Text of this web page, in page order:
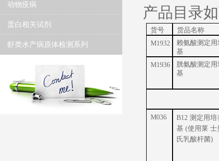
动物疫病
蛋白相关试剂
虾类水产病原体检测系列
产品目录
货号
货品名称
M1932
赖氨酸测定
基
M1936
胱氨酸测定
基
M036
B12 测定用培
基 (使用莱 士
氏乳酸杆菌)